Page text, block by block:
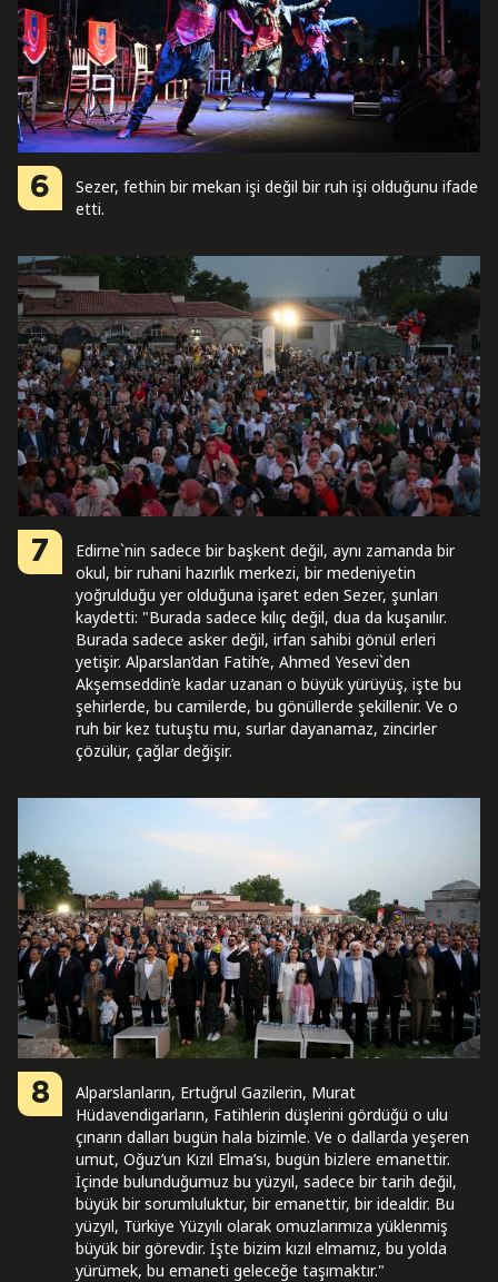
6
Sezer, fethin bir mekan işi değil bir ruh işi olduğunu ifade
etti.
7
Edirne`nin sadece bir başkent değil, aynı zamanda bir
okul, bir ruhani hazırlık merkezi, bir medeniyetin
yoğrulduğu yer olduğuna işaret eden Sezer, şunları
kaydetti: "Burada sadece kılıç değil, dua da kuşanılır.
Burada sadece asker değil, irfan sahibi gönül erleri
yetişir. Alparslan’dan Fatih’e, Ahmed Yesevi`den
Akşemseddin’e kadar uzanan o büyük yürüyüş, işte bu
şehirlerde, bu camilerde, bu gönüllerde şekillenir. Ve o
ruh bir kez tutuştu mu, surlar dayanamaz, zincirler
çözülür, çağlar değişir.
8
Alparslanların, Ertuğrul Gazilerin, Murat
Hüdavendigarların, Fatihlerin düşlerini gördüğü o ulu
çınarın dalları bugün hala bizimle. Ve o dallarda yeşeren
umut, Oğuz’un Kızıl Elma’sı, bugün bizlere emanettir.
İçinde bulunduğumuz bu yüzyıl, sadece bir tarih değil,
büyük bir sorumluluktur, bir emanettir, bir idealdir. Bu
yüzyıl, Türkiye Yüzyılı olarak omuzlarımıza yüklenmiş
büyük bir görevdir. İşte bizim kızıl elmamız, bu yolda
yürümek, bu emaneti geleceğe taşımaktır."